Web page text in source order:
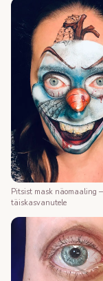
Pitsist mask näomaaling
täiskasvanutele